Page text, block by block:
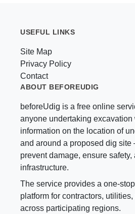
USEFUL LINKS
Site Map
Privacy Policy
Contact
ABOUT BEFOREUDIG
beforeUdig is a free online
anyone undertaking excavation
information on the location of
and around a proposed dig
prevent damage, ensure safety,
infrastructure.
The service provides a one-
platform for contractors,
across participating regions.